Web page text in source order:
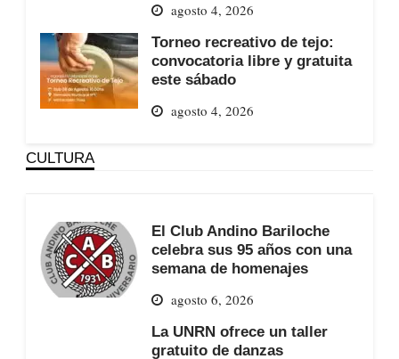
agosto 4, 2026
Torneo recreativo de tejo:
convocatoria libre y gratuita
este sábado
agosto 4, 2026
CULTURA
El Club Andino Bariloche
celebra sus 95 años con una
semana de homenajes
agosto 6, 2026
La UNRN ofrece un taller
gratuito de danzas